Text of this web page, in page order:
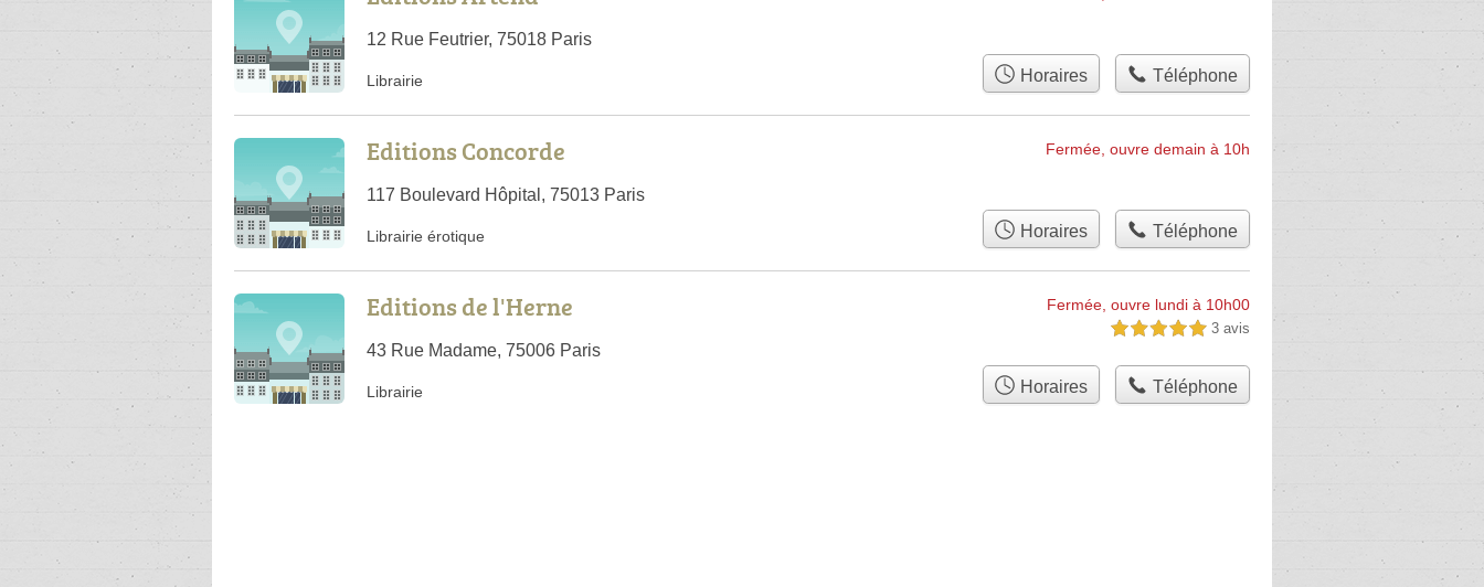
12 Rue Feutrier, 75018 Paris
Librairie Horaires Téléphone
Editions Concorde
117 Boulevard Hôpital, 75013 Paris
Fermée, ouvre demain à 10h
Librairie érotique Horaires Téléphone
Editions de l'Herne
43 Rue Madame, 75006 Paris
Fermée, ouvre lundi à 10h00
5,0 étoiles sur 5 3 avis
Librairie Horaires Téléphone